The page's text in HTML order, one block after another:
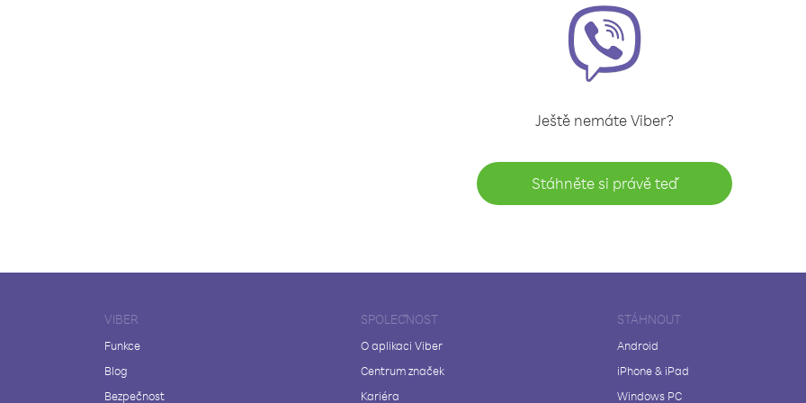
Ještě nemáte Viber?
Stáhněte si právě teď
VIBER
Funkce
Blog
Bezpečnost
SPOLEČNOST
O aplikaci Viber
Centrum značek
Kariéra
STÁHNOUT
Android
iPhone & iPad
Windows PC